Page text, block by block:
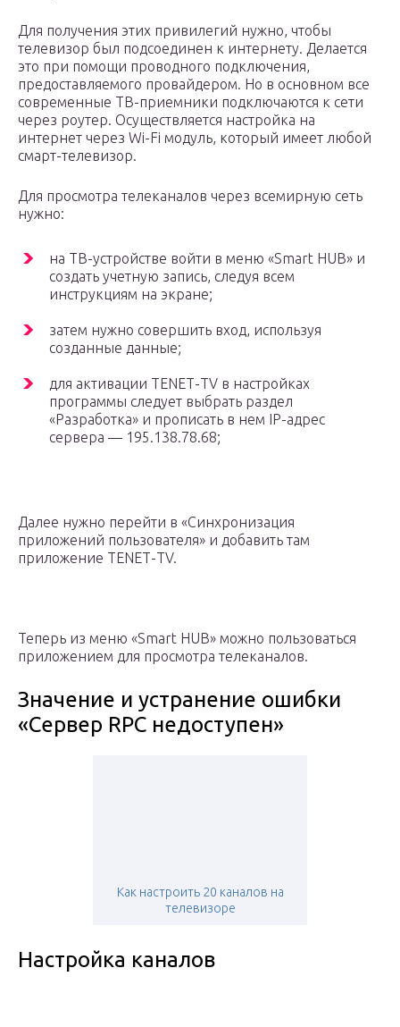
Для получения этих привилегий нужно, чтобы
телевизор был подсоединен к интернету. Делается
это при помощи проводного подключения,
предоставляемого провайдером. Но в основном все
современные ТВ-приемники подключаются к сети
через роутер. Осуществляется настройка на
интернет через Wi-Fi модуль, который имеет любой
смарт-телевизор.
Для просмотра телеканалов через всемирную сеть
нужно:
на ТВ-устройстве войти в меню «Smart HUB» и
создать учетную запись, следуя всем
инструкциям на экране;
затем нужно совершить вход, используя
созданные данные;
для активации ТЕNЕТ-TV в настройках
программы следует выбрать раздел
«Разработка» и прописать в нем IP-адрес
сервера — 195.138.78.68;
Далее нужно перейти в «Синхронизация
приложений пользователя» и добавить там
приложение ТЕNЕТ-TV.
Теперь из меню «Smart HUB» можно пользоваться
приложением для просмотра телеканалов.
Значение и устранение ошибки
«Сервер RPC недоступен»
Как настроить 20 каналов на
телевизоре
Настройка каналов